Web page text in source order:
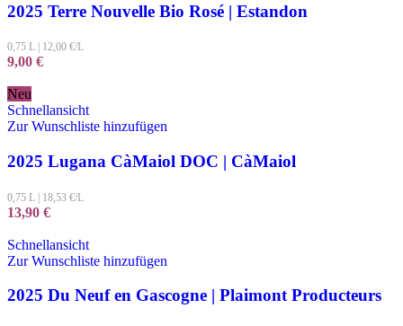
2025 Terre Nouvelle Bio Rosé | Estandon
0,75 L 12,00 €/L
9,00 €
Neu
Schnellansicht
Zur Wunschliste hinzufügen
2025 Lugana CàMaiol DOC | CàMaiol
0,75 L | 18,53 €/L
13,90 €
Schnellansicht
Zur Wunschliste hinzufügen
2025 Du Neuf en Gascogne | Plaimont Producteurs